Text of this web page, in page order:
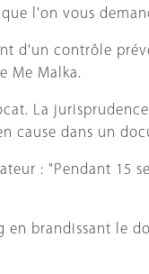
l'on vous
d'un contrôle
Me Malka.
La
cause dans un
: "Pendant 15
brandissant le